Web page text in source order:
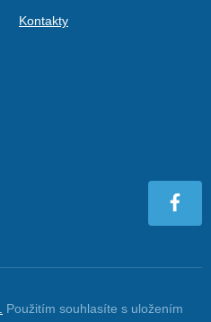
Kontakty
Použitím souhlasíte s uložením